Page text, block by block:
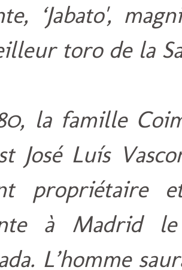
‘Jabato',
toro de la
la famille
José Luís
à Madrid
L’homme